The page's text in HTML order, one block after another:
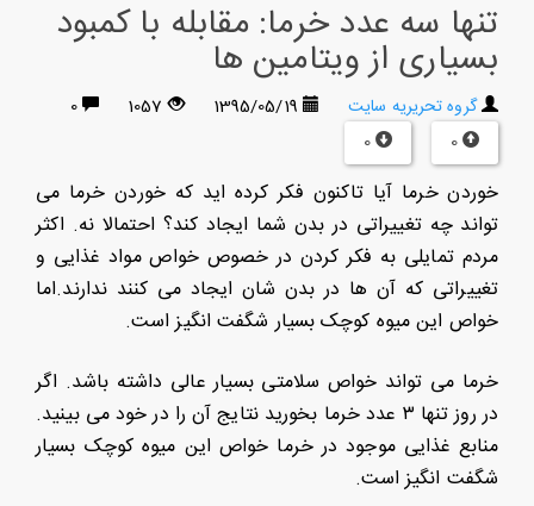
تنها سه عدد خرما: مقابله با کمبود
بسیاری از ویتامین ها
گروه تحریریه سایت 1395/05/19
1057
0
0
0
خوردن خرما آیا تاکنون فکر کرده اید که خوردن خرما می
تواند چه تغییراتی در بدن شما ایجاد کند؟ احتمالا نه. اکثر
مردم تمایلی به فکر کردن در خصوص خواص مواد غذایی و
تغییراتی که آن ها در بدن شان ایجاد می کنند ندارند.اما
خواص این میوه کوچک بسیار شگفت انگیز است.
خرما می تواند خواص سلامتی بسیار عالی داشته باشد. اگر
در روز تنها ۳ عدد خرما بخورید نتایج آن را در خود می بینید.
منابع غذایی موجود در خرما خواص این میوه کوچک بسیار
شگفت انگیز است.